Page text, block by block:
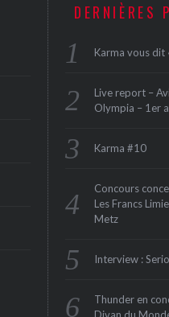
DERNIÈRES
Karma vous dit
Live report –
Olympia – 1er
Karma #10
Concours
Les Francs
Metz
Interview :
Thunder en
Divan du